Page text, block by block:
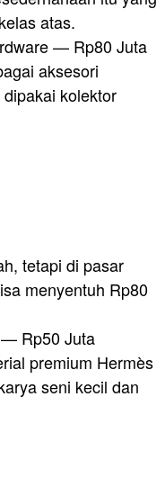
atas.
— Rp80 Juta
aksesori
kolektor
tetapi di pasar
menyentuh Rp80
— Rp50 Juta
premium Hermès
seni kecil dan